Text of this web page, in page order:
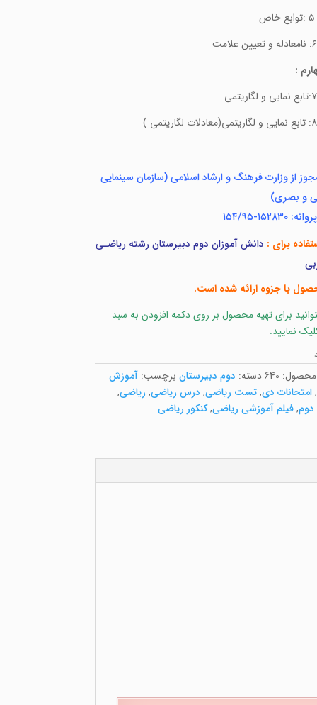
:
)
از وزارت فرهنگ و ارشاد اسلامی (سازمان سینمایی
و بصری)
۱۵۴/۹۵
برای : دانش آموزان دوم دبیرستان رشته ریاضـی
با جزوه ارائه شده است.
برای تهیه محصول بر روی دکمه افزودن به سبد
نمایید.
محصول: 640دسته: دوم دبیرستان برچسب:آموزش
,امتحانات دی,تست ریاضی, درس ریاضی, ریاضی,
,فیلم آموزشی ریاضی,کنکور ریاضی